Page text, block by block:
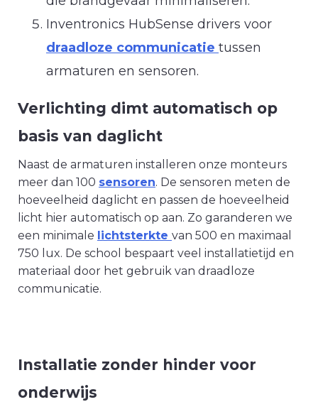
Inventronics HubSense drivers voor
d raadloze communicatie tussen
armaturen en sensoren.
Verlichting dimt automatisch op
basis van daglicht
Naast de armaturen installeren onze monteurs
meer dan 100 sensoren. De sensoren meten de
hoeveelheid daglicht en passen de hoeveelheid
licht hier automatisch op aan. Zo garanderen we
een minimale lichtsterkte van 500 en maximaal
750 lux. De school bespaart veel installatietijd en
materiaal door het gebruik van draadloze
communicatie.
Installatie zonder hinder voor
onderwijs